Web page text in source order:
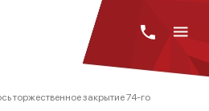
торжественное закрытие 74-го